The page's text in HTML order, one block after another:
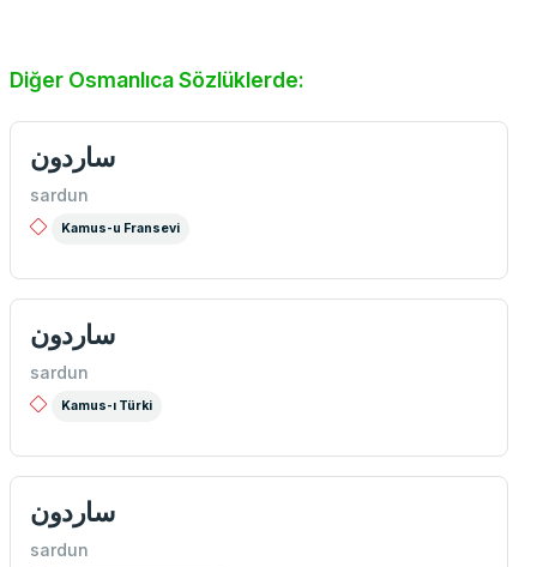
Diğer Osmanlıca Sözlüklerde:
ساردون
sardun
Kamus-u Fransevi
ساردون
sardun
Kamus-ı Türki
ساردون
sardun